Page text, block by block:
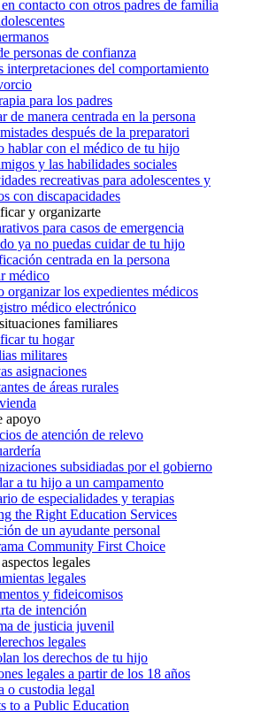
contacto con otros padres de familia
personas de confianza
interpretaciones del comportamiento
para los padres
de manera centrada en la persona
después de la preparatori
hablar con el médico de tu hijo
y las habilidades sociales
recreativas para adolescentes y
con discapacidades
y organizarte
para casos de emergencia
ya no puedas cuidar de tu hijo
centrada en la persona
médico
organizar los expedientes médicos
médico electrónico
familiares
tu hogar
militares
asignaciones
de áreas rurales
apoyo
de atención de relevo
subsidiadas por el gobierno
a tu hijo a un campamento
de especialidades y terapias
the Right Education Services
de un ayudante personal
Community First Choice
legales
legales
y fideicomisos
de intención
de justicia juvenil
legales
los derechos de tu hijo
legales a partir de los 18 años
o custodia legal
to a Public Education